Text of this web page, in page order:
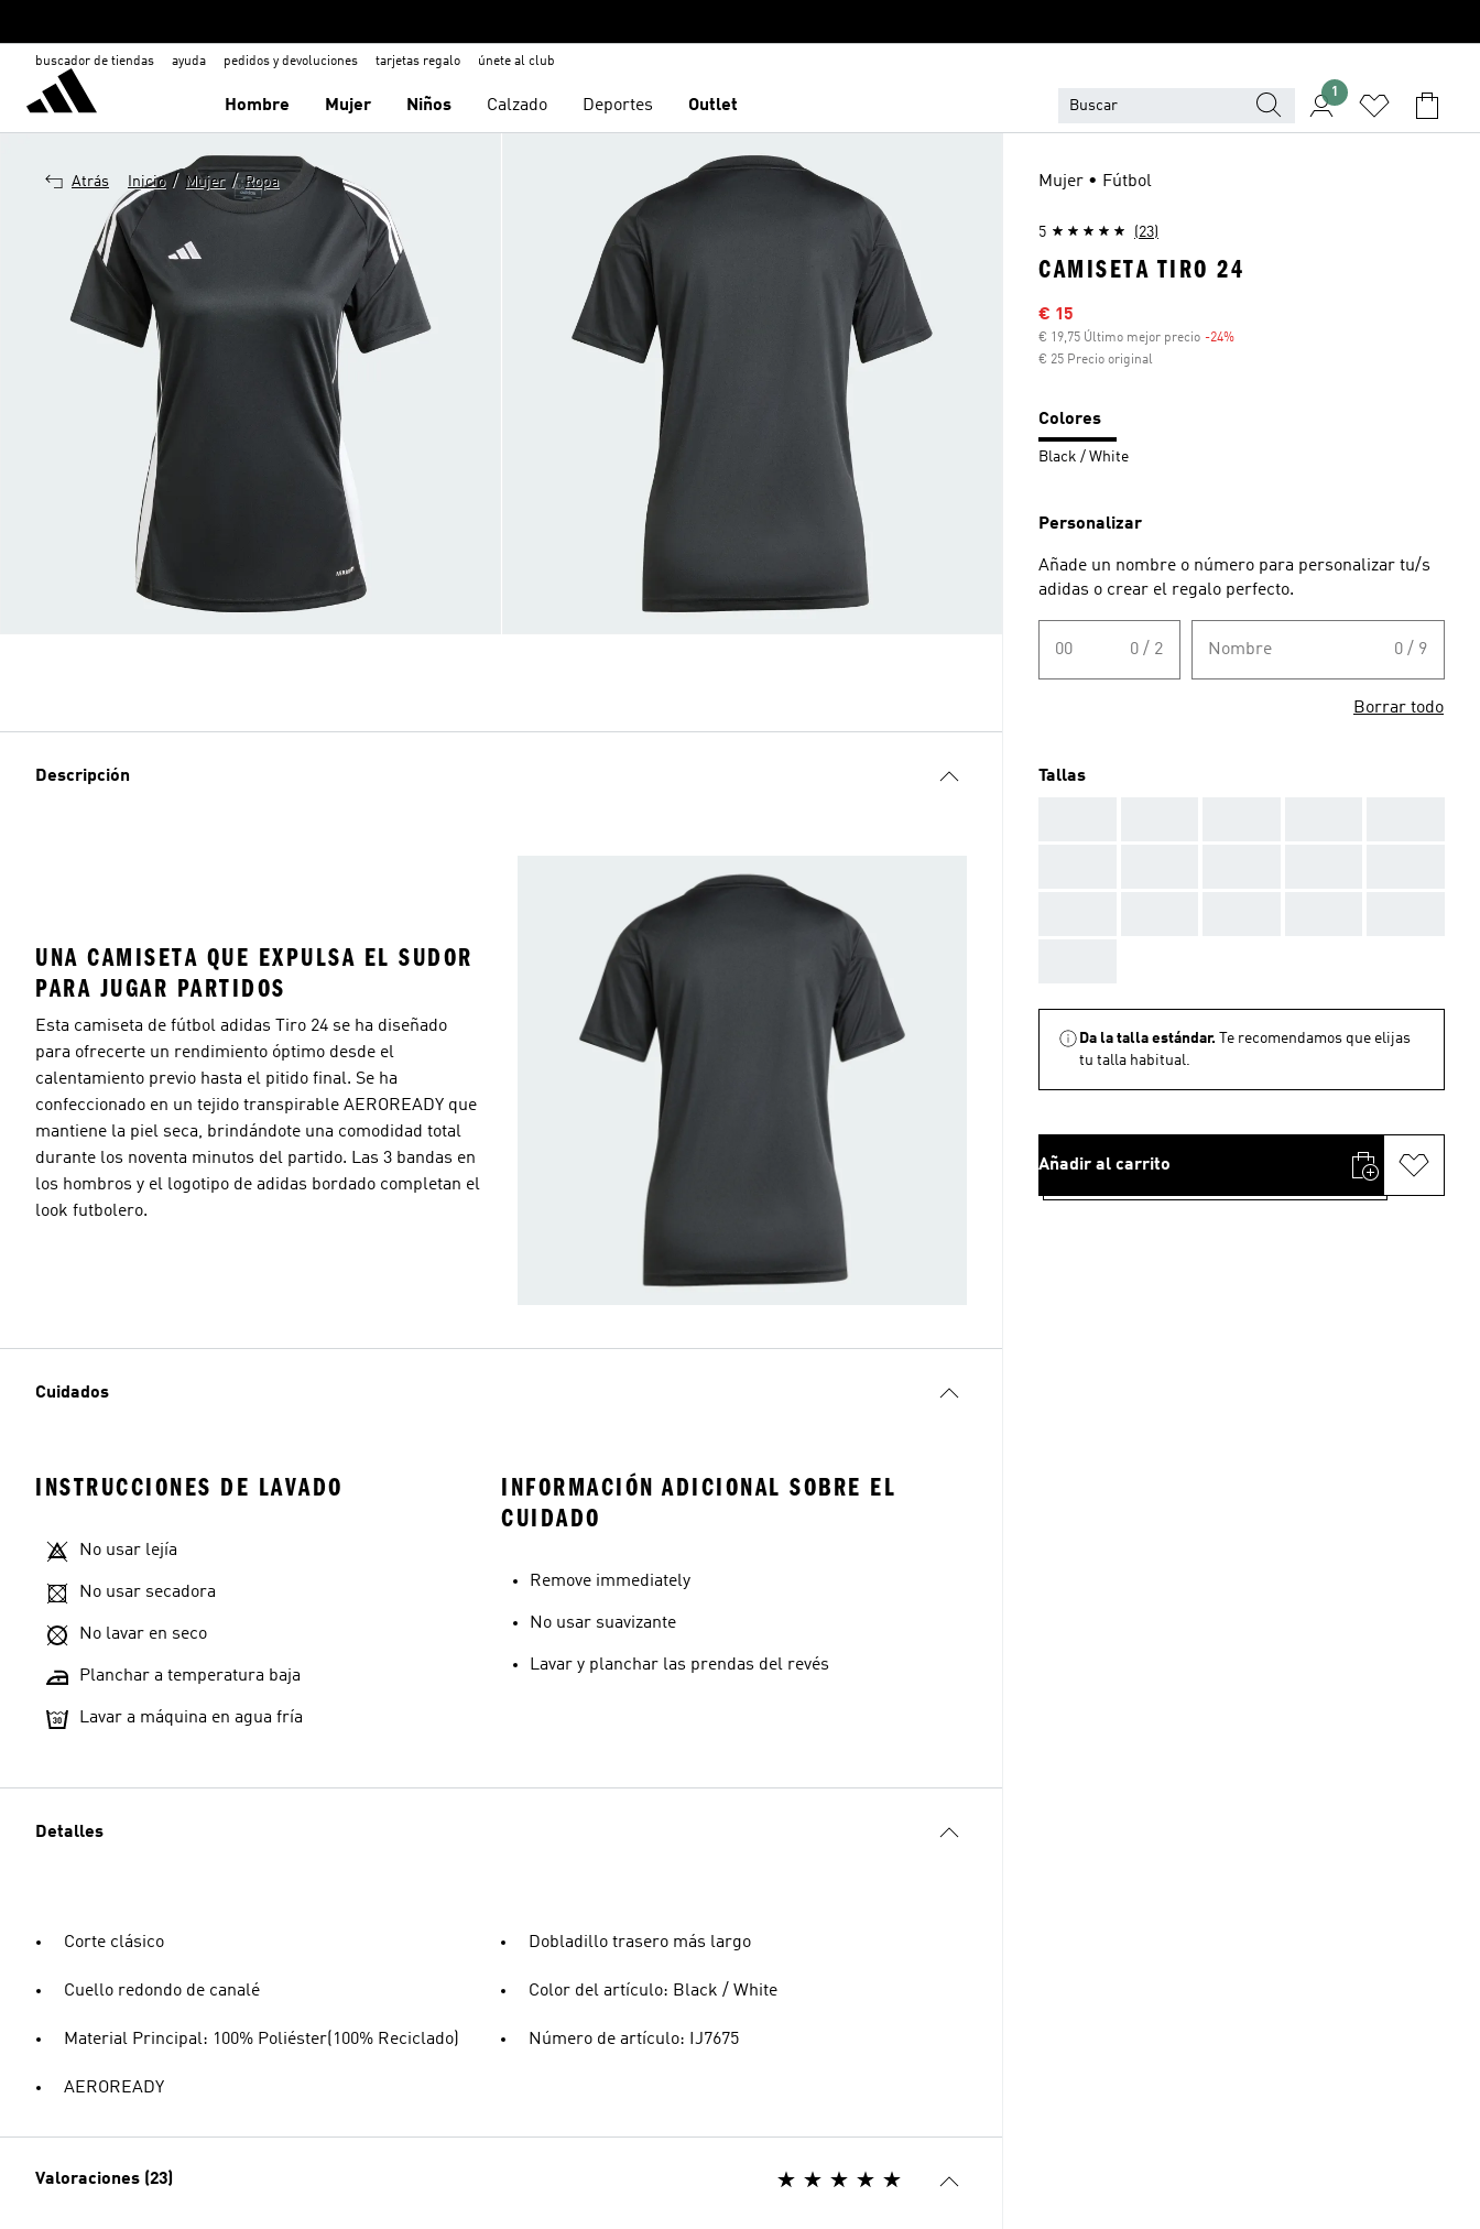
buscador de tiendas ayuda pedidos y devoluciones tarjetas regalo únete al club
Hombre Mujer Niños Calzado Deportes Outlet
1
Atrás Inicio / Mujer / Ropa
Descripción
UNA CAMISETA QUE EXPULSA EL SUDOR
PARA JUGAR PARTIDOS
Esta camiseta de fútbol adidas Tiro 24 se ha diseñado
para ofrecerte un rendimiento óptimo desde el
calentamiento previo hasta el pitido final. Se ha
confeccionado en un tejido transpirable AEROREADY que
mantiene la piel seca, brindándote una comodidad total
durante los noventa minutos del partido. Las 3 bandas en
los hombros y el logotipo de adidas bordado completan el
look futbolero.
Cuidados
INSTRUCCIONES DE LAVADO
No usar lejía
No usar secadora
No lavar en seco
Planchar a temperatura baja
Lavar a máquina en agua fría
INFORMACIÓN ADICIONAL SOBRE EL
CUIDADO
Remove immediately
No usar suavizante
Lavar y planchar las prendas del revés
Detalles
Corte clásico
Cuello redondo de canalé
Material Principal: 100% Poliéster(100% Reciclado)
AEROREADY
Dobladillo trasero más largo
Color del artículo: Black / White
Número de artículo: IJ7675
Valoraciones (23)
Mujer • Fútbol
5 (23)
CAMISETA TIRO 24
Precio rebajado
€ 15
€ 19,75 Último mejor precio -24%
€ 25 Precio original
Colores
Black / White
Personalizar
Añade un nombre o número para personalizar tu/s
adidas o crear el regalo perfecto.
00 0 / 2 Nombre 0 / 9
Borrar todo
Tallas
Da la talla estándar.
Te recomendamos que elijas
tu talla habitual.
Añadir al carrito